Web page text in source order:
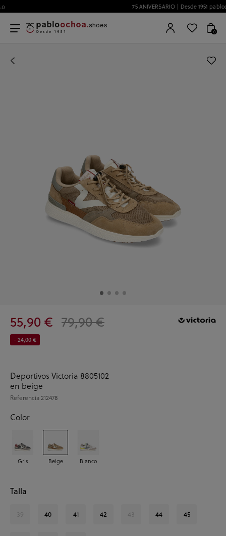
75 ANIVERSARIO | Desde 1951 pabloochoa.shoes
0
55,90 € 79,90 €
- 24,00 €
Deportivos Victoria 8805102
en beige
Referencia212478
Color
Gris Beige Blanco
Talla
39 40 41 42 43 44 45